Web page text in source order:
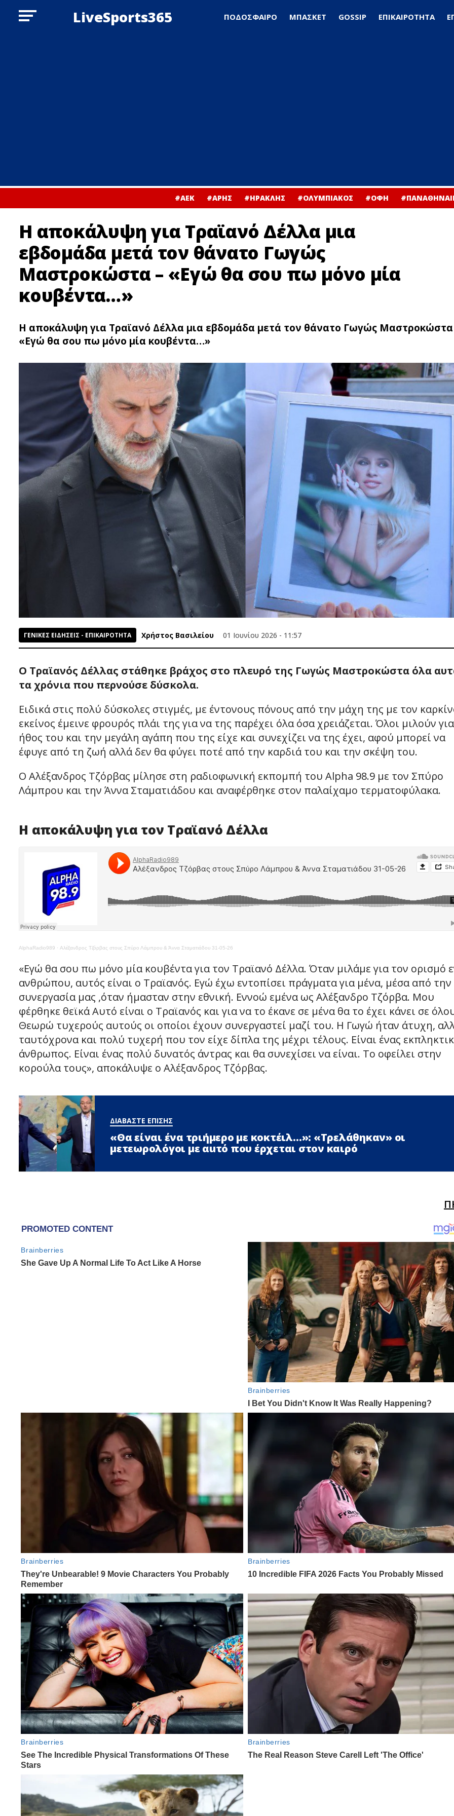
LiveSports365 ΠΟΔΟΣΦΑΙΡΟ ΜΠΑΣΚΕΤ GOSSIP ΕΠΙΚΑΙΡΟΤΗΤΑ
#ΑΕΚ #ΑΡΗΣ #ΗΡΑΚΛΗΣ #ΟΛΥΜΠΙΑΚΟΣ #ΟΦΗ
Η αποκάλυψη για Τραϊανό Δέλλα μια
εβδομάδα μετά τον θάνατο Γωγώς
Μαστροκώστα – «Εγώ θα σου πω μόνο μία
κουβέντα…»
Η αποκάλυψη για Τραϊανό Δέλλα μια εβδομάδα μετά τον θάνατο Γωγώς Μαστροκώστα
«Εγώ θα σου πω μόνο μία κουβέντα…»
ΓΕΝΙΚΕΣ ΕΙΔΗΣΕΙΣ - ΕΠΙΚΑΙΡΟΤΗΤΑ Χρήστος Βασιλείου 01 Ιουνίου 2026 - 11:57
Ο Τραϊανός Δέλλας στάθηκε βράχος στο πλευρό της Γωγώς Μαστροκώστα όλα
τα χρόνια που περνούσε δύσκολα.
Ειδικά στις πολύ δύσκολες στιγμές, με έντονους πόνους από την μάχη της με τον
εκείνος έμεινε φρουρός πλάι της για να της παρέχει όλα όσα χρειάζεται. Όλοι μιλούν
ήθος του και την μεγάλη αγάπη που της είχε και συνεχίζει να της έχει, αφού μπορεί να
έφυγε από τη ζωή αλλά δεν θα φύγει ποτέ από την καρδιά του και την σκέψη του.
Ο Αλέξανδρος Τζόρβας μίλησε στη ραδιοφωνική εκπομπή του Alpha 98.9 με τον Σπύρο
Λάμπρου και την Άννα Σταματιάδου και αναφέρθηκε στον παλαίχαμο τερματοφύλακα.
Η αποκάλυψη για τον Τραϊανό Δέλλα
AlphaRadio989 · Αλέξανδρος Τζόρβας στους Σπύρο Λάμπρου & Άννα Σταματιάδου 31-05-26
«Εγώ θα σου πω μόνο μία κουβέντα για τον Τραϊανό Δέλλα. Όταν μιλάμε για τον ορισμό
ανθρώπου, αυτός είναι ο Τραϊανός. Εγώ έχω εντοπίσει πράγματα για μένα, μέσα από την
συνεργασία μας ,όταν ήμασταν στην εθνική. Εννοώ εμένα ως Αλέξανδρο Τζόρβα. Μου
φέρθηκε θεϊκά Αυτό είναι ο Τραϊανός και για να το έκανε σε μένα θα το έχει κάνει σε
Θεωρώ τυχερούς αυτούς οι οποίοι έχουν συνεργαστεί μαζί του. Η Γωγώ ήταν άτυχη,
ταυτόχρονα και πολύ τυχερή που τον είχε δίπλα της μέχρι τέλους. Είναι ένας
άνθρωπος. Είναι ένας πολύ δυνατός άντρας και θα συνεχίσει να είναι. Το οφείλει στην
κορούλα τους», αποκάλυψε ο Αλέξανδρος Τζόρβας.
ΔΙΑΒΑΣΤΕ ΕΠΙΣΗΣ
«Θα είναι ένα τριήμερο με κοκτέιλ…»: «Τρελάθηκαν» οι
μετεωρολόγοι με αuτό που έρχεται στον καιρό